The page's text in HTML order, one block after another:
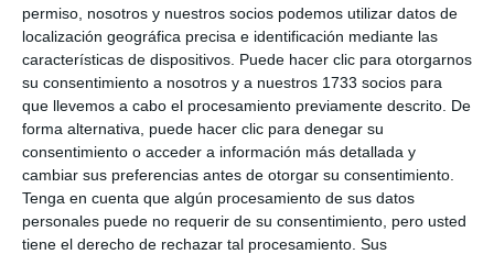
permiso, nosotros y nuestros socios podemos utilizar datos de
localización geográfica precisa e identificación mediante las
características de dispositivos. Puede hacer clic para otorgarnos
su consentimiento a nosotros y a nuestros 1733 socios para
que llevemos a cabo el procesamiento previamente descrito. De
forma alternativa, puede hacer clic para denegar su
consentimiento o acceder a información más detallada y
cambiar sus preferencias antes de otorgar su consentimiento.
Tenga en cuenta que algún procesamiento de sus datos
personales puede no requerir de su consentimiento, pero usted
tiene el derecho de rechazar tal procesamiento. Sus
Mijas se sitúa a la cabeza de las
costas andaluzas con 9
banderas 'Q' de Calidad
ACTUALIDAD
La Senda Litoral de Mijas
revalida la certificación de
Sendero Azul
ACTUALIDAD